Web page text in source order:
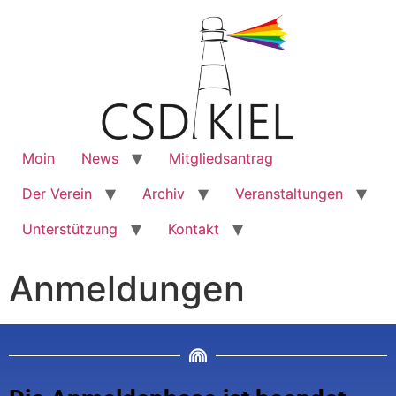
Moin News
Mitgliedsantrag
Der Verein
Archiv
Veranstaltungen
Unterstützung
Kontakt
Anmeldungen